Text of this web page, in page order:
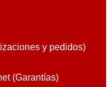
y pedidos)
(Garantías)